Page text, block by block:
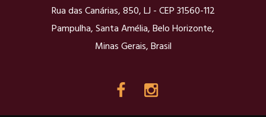
Rua das Canárias, 850, LJ - CEP 31560-112
Pampulha, Santa Amélia, Belo Horizonte,
Minas Gerais, Brasil